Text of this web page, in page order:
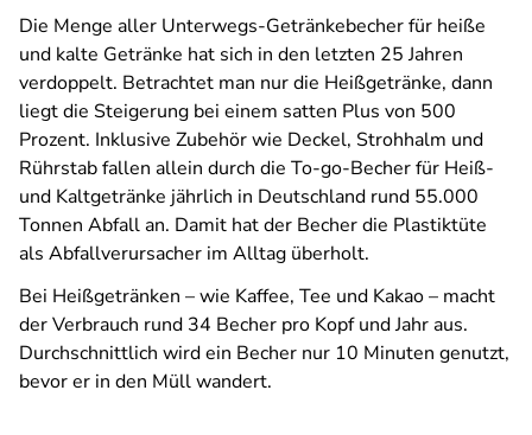
Die Menge aller Unterwegs-Getränkebecher für heiße
und kalte Getränke hat sich in den letzten 25 Jahren
verdoppelt. Betrachtet man nur die Heißgetränke, dann
liegt die Steigerung bei einem satten Plus von 500
Prozent. Inklusive Zubehör wie Deckel, Strohhalm und
Rührstab fallen allein durch die To-go-Becher für Heiß-
und Kaltgetränke jährlich in Deutschland rund 55.000
Tonnen Abfall an. Damit hat der Becher die Plastiktüte
als Abfallverursacher im Alltag überholt.
Bei Heißgetränken – wie Kaffee, Tee und Kakao – macht
der Verbrauch rund 34 Becher pro Kopf und Jahr aus.
Durchschnittlich wird ein Becher nur 10 Minuten genutzt,
bevor er in den Müll wandert.